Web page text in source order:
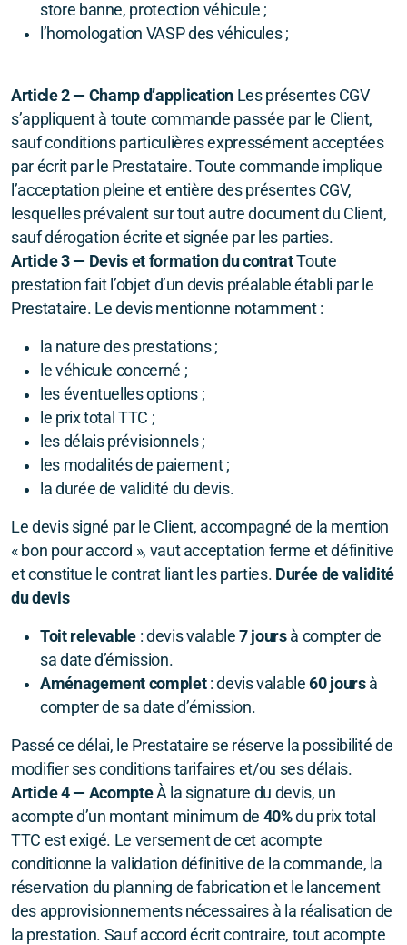
store banne, protection véhicule ;
l’homologation VASP des véhicules ;
Article 2 — Champ d’application Les présentes CGV
s’appliquent à toute commande passée par le Client,
sauf conditions particulières expressément acceptées
par écrit par le Prestataire. Toute commande implique
l’acceptation pleine et entière des présentes CGV,
lesquelles prévalent sur tout autre document du Client,
sauf dérogation écrite et signée par les parties.
Article 3 — Devis et formation du contratToute
prestation fait l’objet d’un devis préalable établi par le
Prestataire. Le devis mentionne notamment :
la nature des prestations ;
le véhicule concerné ;
les éventuelles options ;
le prix total TTC ;
les délais prévisionnels ;
les modalités de paiement ;
la durée de validité du devis.
Le devis signé par le Client, accompagné de la mention
« bon pour accord », vaut acceptation ferme et définitive
et constitue le contrat liant les parties. Durée de validité
du devis
Toit relevable : devis valable7 joursà compter de
sa date d’émission.
Aménagement complet: devis valable60 joursà
compter de sa date d’émission.
Passé ce délai, le Prestataire se réserve la possibilité de
modifier ses conditions tarifaires et/ou ses délais.
Article 4 — AcompteÀ la signature du devis, un
acompte d’un montant minimum de 40%du prix total
TTC est exigé. Le versement de cet acompte
conditionne la validation définitive de la commande, la
réservation du planning de fabrication et le lancement
des approvisionnements nécessaires à la réalisation de
la prestation. Sauf accord écrit contraire, tout acompte